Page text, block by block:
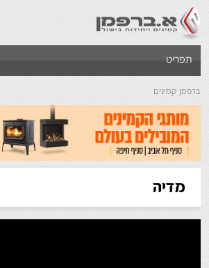
תפריט
ברפמן קמינים
מדיה